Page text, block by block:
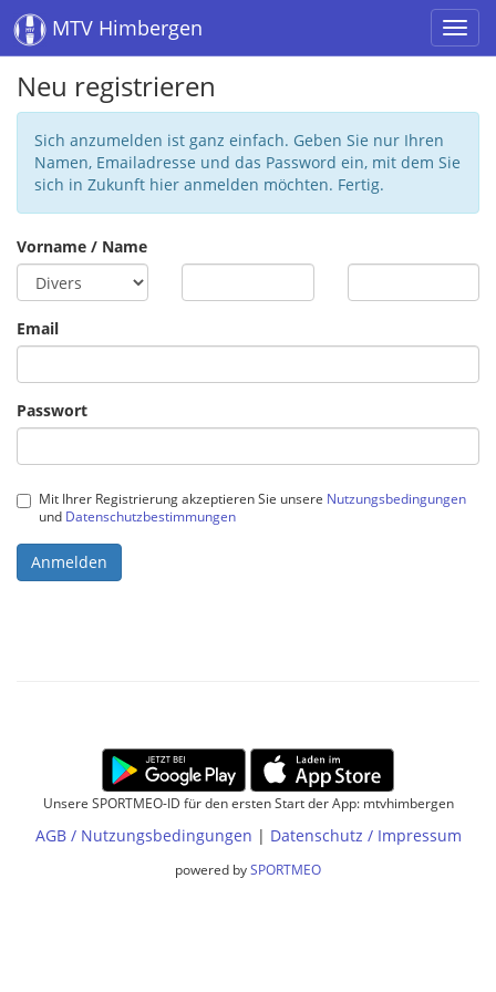
MTV Himbergen
Neu registrieren
Sich anzumelden ist ganz einfach. Geben Sie nur Ihren
Namen, Emailadresse und das Password ein, mit dem Sie
sich in Zukunft hier anmelden möchten. Fertig.
Vorname / Name
Email
Passwort
Mit Ihrer Registrierung akzeptieren Sie unsere Nutzungsbedingungen
und Datenschutzbestimmungen
Anmelden
Unsere SPORTMEO-ID für den ersten Start der App: mtvhimbergen
AGB / Nutzungsbedingungen | Datenschutz / Impressum
powered bySPORTMEO